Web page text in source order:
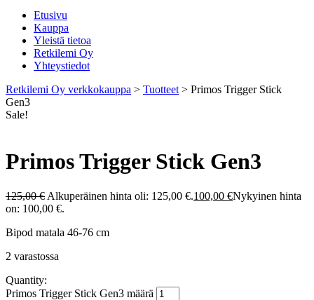
Etusivu
Kauppa
Yleistä tietoa
Retkilemi Oy
Yhteystiedot
Retkilemi Oy verkkokauppa > Tuotteet > Primos Trigger Stick
Gen3
Sale!
Primos Trigger Stick Gen3
125,00€ Alkuperäinen hinta oli: 125,00 €.100,00 €Nykyinen hinta
on: 100,00 €.
Bipod matala 46-76 cm
2 varastossa
Quantity:
Primos Trigger Stick Gen3 määrä